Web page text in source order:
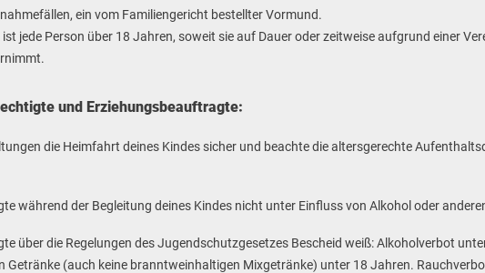
ein vom Familiengericht bestellter Vormund.
jede Person über 18 Jahren, soweit sie auf Dauer oder zeitweise aufgrund einer
und Erziehungsbeauftragte:
die Heimfahrt deines Kindes sicher und beachte die altersgerechte
während der Begleitung deines Kindes nicht unter Einfluss von Alkohol oder
über die Regelungen des Jugendschutzgesetzes Bescheid weiß: Alkoholverbot
(auch keine branntweinhaltigen Mixgetränke) unter 18 Jahren.